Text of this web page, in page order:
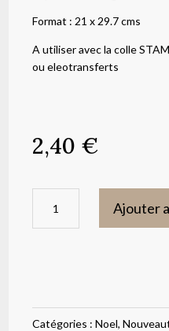
Format : 21 x 29.7 cms
A utiliser avec la colle
ou eleotransferts
2,40 €
rouge
Ajouter
Catégories :Noel,